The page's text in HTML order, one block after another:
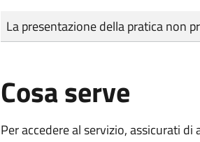
Tipo di pagamento
Importo
La presentazione della pratica non
Cosa serve
Per accedere al servizio, assicurati